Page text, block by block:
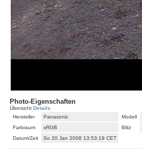
Photo-Eigenschaften
Übersicht Details
Hersteller
Panasonic
Modell
Farbraum
sRGB
Blitz
Datum/Zeit
So 20 Jan 2008 13:53:19 CET